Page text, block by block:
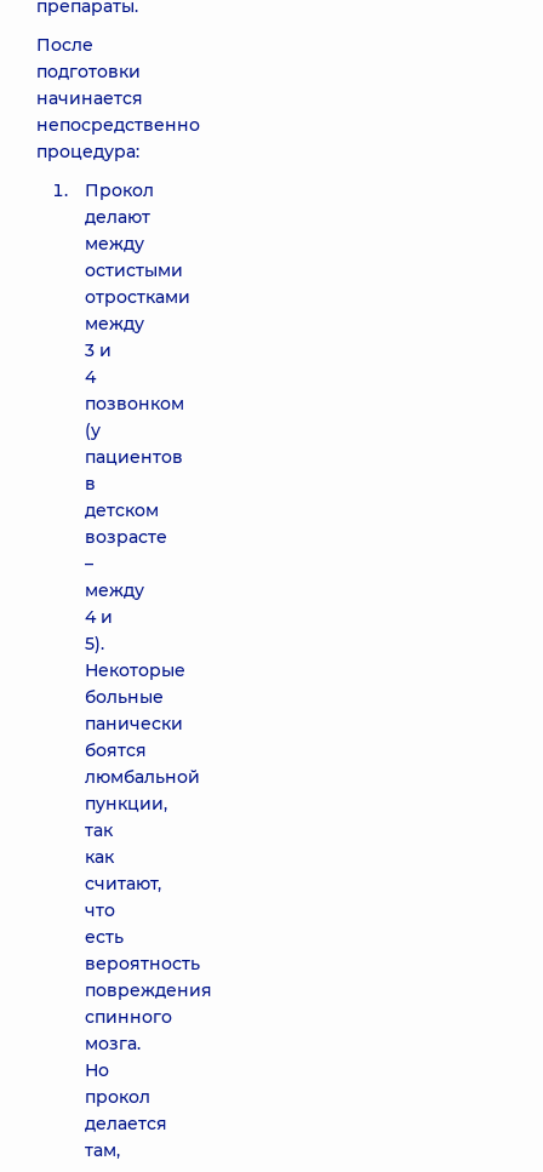
препараты.
После
подготовки
начинается
непосредственно
процедура:
Прокол
делают
между
остистыми
отростками
между
3 и
4
позвонком
(у
пациентов
в
детском
возрасте
–
между
4 и
5).
Некоторые
больные
панически
боятся
люмбальной
пункции,
так
как
считают,
что
есть
вероятность
повреждения
спинного
мозга.
Но
прокол
делается
там,